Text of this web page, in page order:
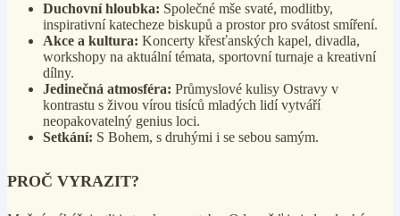
Duchovní hloubka: Společné mše svaté, modlitby,
inspirativní katecheze biskupů a prostor pro svátost smíření.
Akce a kultura: Koncerty křesťanských kapel, divadla,
workshopy na aktuální témata, sportovní turnaje a kreativní
dílny.
Jedinečná atmosféra: Průmyslové kulisy Ostravy v
kontrastu s živou vírou tisíců mladých lidí vytváří
neopakovatelný genius loci.
Setkání: S Bohem, s druhými i se sebou samým.
PROČ VYRAZIT?